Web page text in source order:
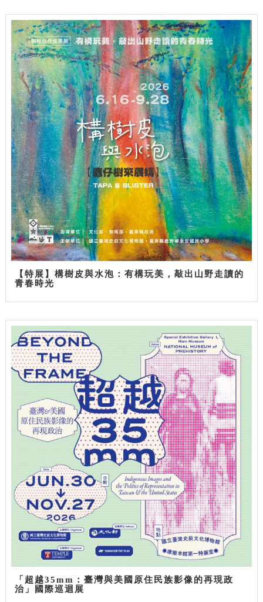
【特展】構樹皮與水泡：有構玩美，敲出山野走讀的
青春時光
「超越35mm：臺灣與美國原住民族影像的再現政
治」國際巡迴展